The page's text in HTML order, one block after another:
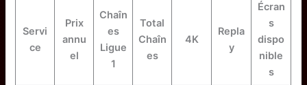
Servi
ce
Prix
annu
el
Chaîn
es
Ligue
1
Total
Chaîn
es
4K
Repla
y
Écran
s
dispo
nible
s